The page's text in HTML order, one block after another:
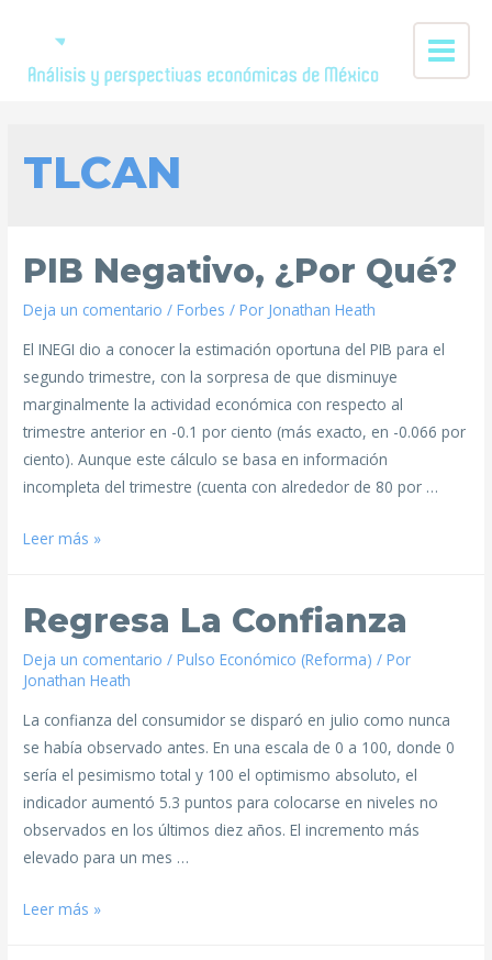
TLCAN
PIB Negativo, ¿Por Qué?
Deja un comentario /Forbes / Por Jonathan Heath
El INEGI dio a conocer la estimación oportuna del PIB para el
segundo trimestre, con la sorpresa de que disminuye
marginalmente la actividad económica con respecto al
trimestre anterior en -0.1 por ciento (más exacto, en -0.066 por
ciento). Aunque este cálculo se basa en información
incompleta del trimestre (cuenta con alrededor de 80 por …
Leer más »
Regresa La Confianza
Deja un comentario /Pulso Económico (Reforma) / Por
Jonathan Heath
La confianza del consumidor se disparó en julio como nunca
se había observado antes. En una escala de 0 a 100, donde 0
sería el pesimismo total y 100 el optimismo absoluto, el
indicador aumentó 5.3 puntos para colocarse en niveles no
observados en los últimos diez años. El incremento más
elevado para un mes …
Leer más »